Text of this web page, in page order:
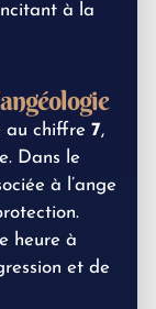
à la
au chiffre 7,
Dans le
à l’ange
heure à
et de